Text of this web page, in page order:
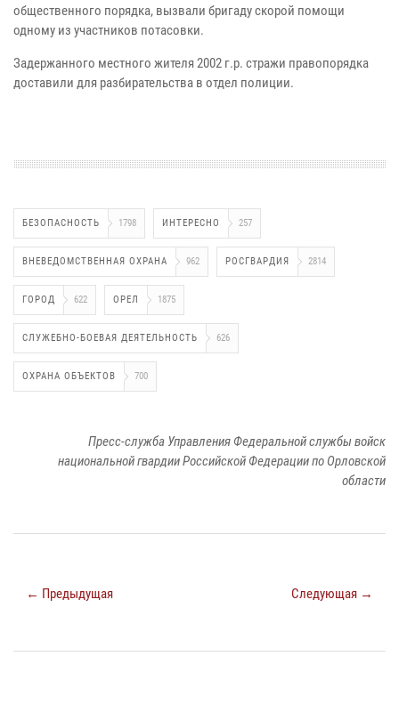
общественного порядка, вызвали бригаду скорой помощи
одному из участников потасовки.
Задержанного местного жителя 2002 г.р. стражи правопорядка
доставили для разбирательства в отдел полиции.
БЕЗОПАСНОСТЬ 1798 ИНТЕРЕСНО 257
ВНЕВЕДОМСТВЕННАЯ ОХРАНА 962 РОСГВАРДИЯ 2814
ГОРОД 622 ОРЕЛ 1875
СЛУЖЕБНО-БОЕВАЯ ДЕЯТЕЛЬНОСТЬ 626
ОХРАНА ОБЪЕКТОВ 700
Пресс-служба Управления Федеральной службы войск
национальной гвардии Российской Федерации по Орловской
области
← Предыдущая Следующая →